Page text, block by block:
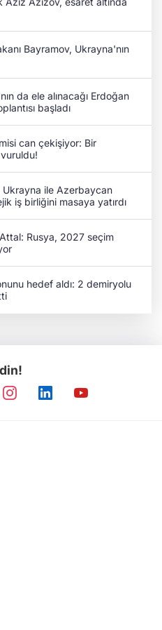
Bayramov, Ukrayna'nın
da ele alınacağı Erdoğan
başladı
can çekişiyor: Bir
Ukrayna ile Azerbaycan
iş birliğini masaya yatırdı
Rusya, 2027 seçim
hedef aldı: 2 demiryolu